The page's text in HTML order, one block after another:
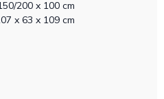
200 x 100 cm
x 63 x 109 cm